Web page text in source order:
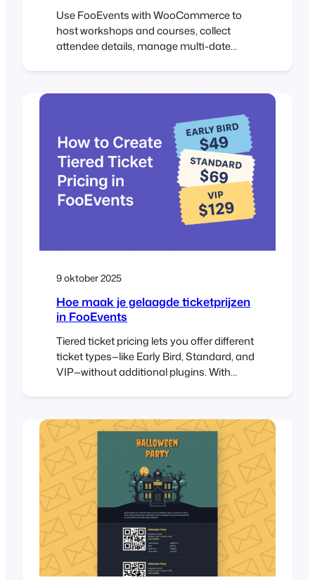
Use FooEvents with WooCommerce to
host workshops and courses, collect
attendee details, manage multi-date
steps, page placement tips, recurring-
before launch. Introduction Workshops
usually run on tight timelines. You need
clear schedules, simple sign-ups, and
accurate…
9 oktober 2025
Hoe maak je gelaagde ticketprijzen
in FooEvents
Tiered ticket pricing lets you offer different
ticket types—like Early Bird, Standard, and
VIP—without additional plugins. With
and stock per tier, and collect attendee
details per ticket. This post shows you
how to set it up and validate it from start to
finish….